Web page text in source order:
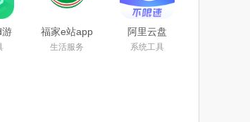
游
福家e站app
官方版下载
2025最新版
生活服务
阿里云盘
app官方下
载2025最新
系统工具